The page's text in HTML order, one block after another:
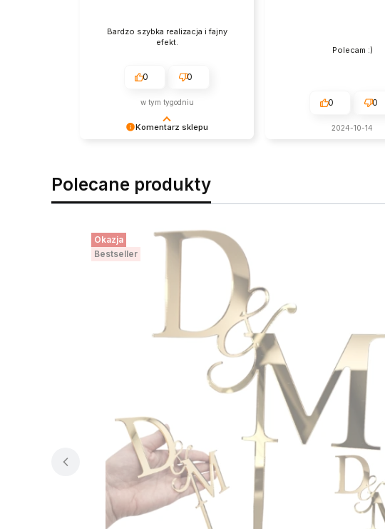
Komentarz sklepu
sprostać wymaganiom klientów
takich jak Ty i jesteśmy zadowoleni,
że nam się udało. Mamy nadzieję, że
Bardzo szybka realizacja i fajny
efekt.
0 0
w tym tygodniu
Polecam :)
0 0
2024-10-14
Polecane produkty
Okazja
Bestseller